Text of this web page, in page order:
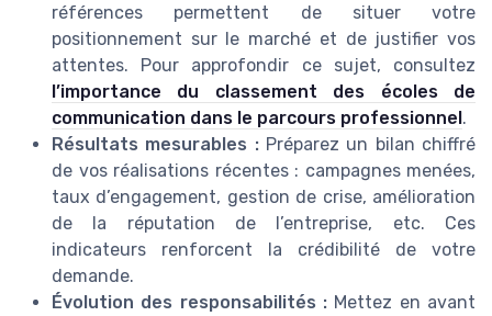
références permettent de situer votre
positionnement sur le marché et de justifier vos
attentes. Pour approfondir ce sujet, consultez
l’importance du classement des écoles de
communication dans le parcours professionnel.
Résultats mesurables :Préparez un bilan chiffré
de vos réalisations récentes : campagnes menées,
taux d’engagement, gestion de crise, amélioration
de la réputation de l’entreprise, etc. Ces
indicateurs renforcent la crédibilité de votre
demande.
Évolution des responsabilités : Mettez en avant